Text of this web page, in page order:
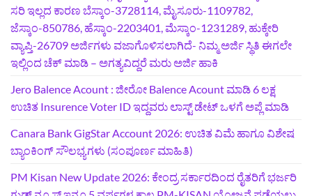
ಸರಿ ಇಲ್ಲದ ಕಾರಣ ಬೆಸ್ಕಾಂ-3728114, ಮೈಸೂರು-1109782,
ಜೆಸ್ಕಾಂ-850786, ಹೆಸ್ಕಾಂ-2203401, ಮೆಸ್ಕಾಂ-1231289, ಹುಕ್ಕೇರಿ
ವ್ಯಾಪ್ತಿ-26709 ಅರ್ಜಿಗಳು ವಜಾಗೊಳಿಸಲಾಗಿದೆ- ನಿಮ್ಮ ಅರ್ಜಿ ಸ್ಥಿತಿ ಈಗಲೇ
ಇಲ್ಲಿಂದ ಚೆಕ್ ಮಾಡಿ – ಅಗತ್ಯವಿದ್ದರೆ ಮರು ಅರ್ಜಿ ಹಾಕಿ
Jero Balence Acount : ಜೀರೋ Balence Acount ಮಾಡಿ 6 ಲಕ್ಷ
ಉಚಿತ Insurence Voter ID ಇದ್ದವರು ಲಾಸ್ಟ್‌ ಡೇಟ್‌ ಒಳಗೆ ಅಪ್ಲೆ ಮಾಡಿ
Canara Bank GigStar Account 2026: ಉಚಿತ ವಿಮೆ ಹಾಗೂ ವಿಶೇಷ
ಬ್ಯಾಂಕಿಂಗ್ ಸೌಲಭ್ಯಗಳು (ಸಂಪೂರ್ಣ ಮಾಹಿತಿ)
PM Kisan New Update 2026: ಕೇಂದ್ರ ಸರ್ಕಾರದಿಂದ ರೈತರಿಗೆ ಭರ್ಜರಿ